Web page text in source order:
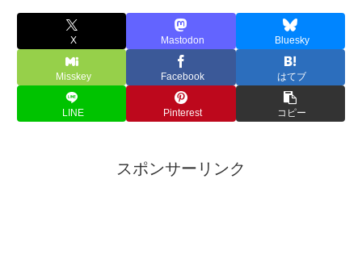
X Mastodon Bluesky
Misskey Facebook はてブ
LINE Pinterest コピー
スポンサーリンク